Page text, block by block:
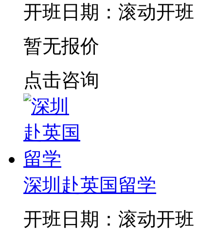
开班日期：滚动开班
暂无报价
点击咨询
深圳赴英国留学
开班日期：滚动开班